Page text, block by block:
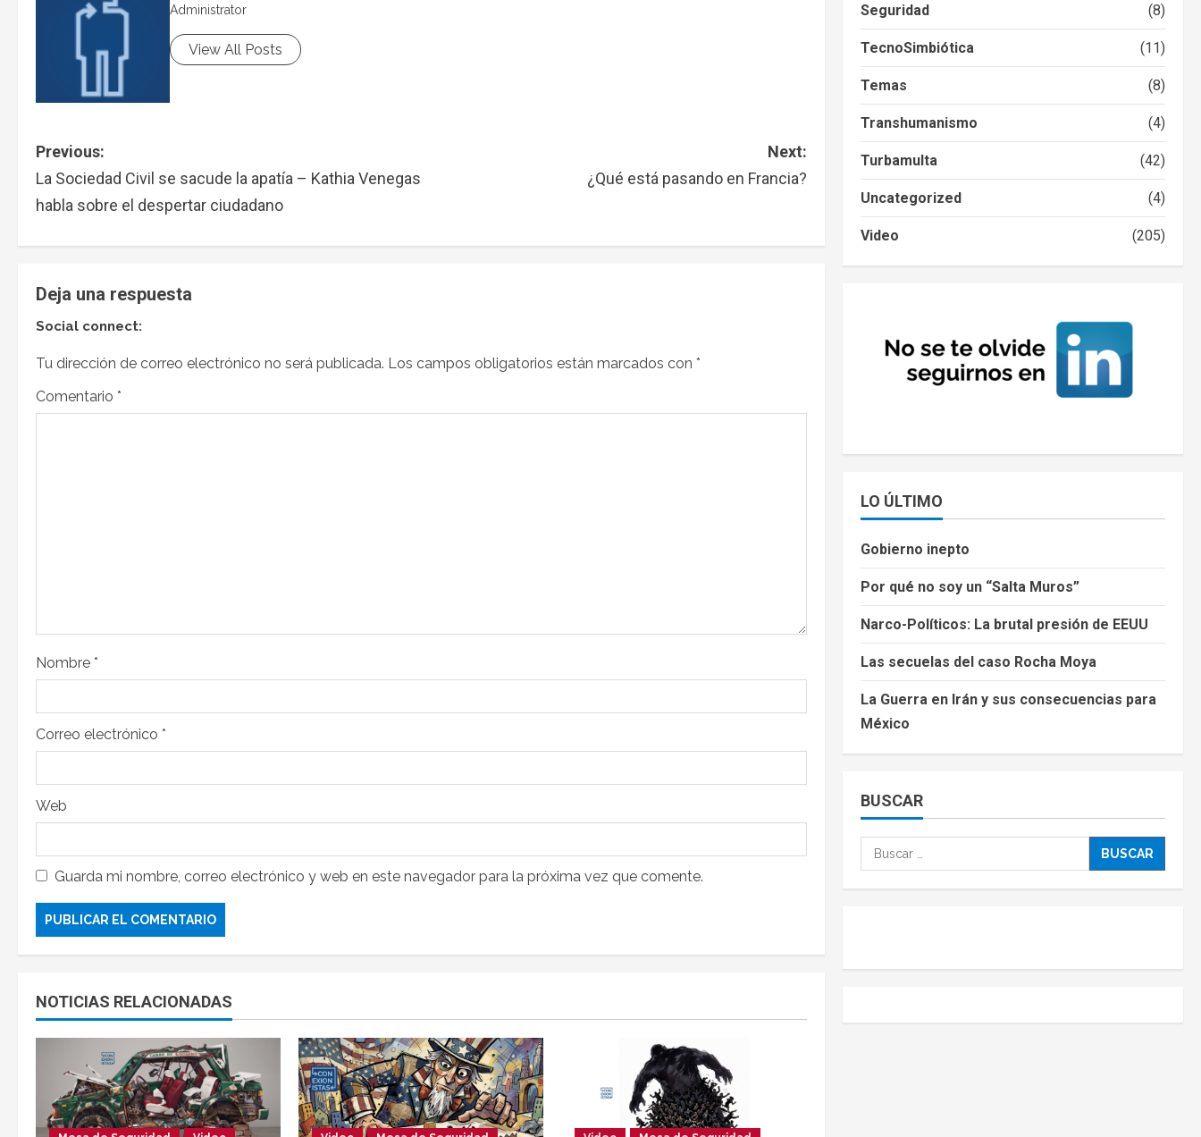
Administrator
View All Posts
Previous:
La Sociedad Civil se sacude la apatía – Kathia Venegas
habla sobre el despertar ciudadano
Next:
¿Qué está pasando en Francia?
Deja una respuesta
Social connect:
Tu dirección de correo electrónico no será publicada. Los campos obligatorios están marcados con *
Comentario *
Nombre *
Correo electrónico *
Web
Guarda mi nombre, correo electrónico y web en este navegador para la próxima vez que comente.
NOTICIAS RELACIONADAS
Seguridad (8)
TecnoSimbiótica (11)
Temas (8)
Transhumanismo (4)
Turbamulta (42)
Uncategorized (4)
Video (205)
LO ÚLTIMO
Gobierno inepto
Por qué no soy un “Salta Muros”
Narco-Políticos: La brutal presión de EEUU
Las secuelas del caso Rocha Moya
La Guerra en Irán y sus consecuencias para
México
BUSCAR